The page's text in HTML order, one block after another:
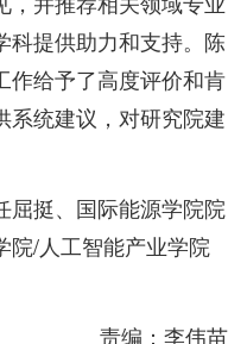
科提供助力和支持。陈
作给予了高度评价和肯
系统建议，对研究院建
屈挺、国际能源学院院
院/人工智能产业学院
责编：李伟苗